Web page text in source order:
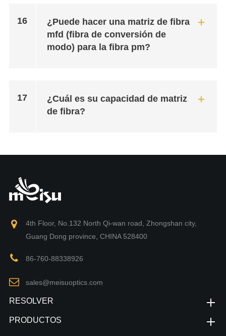
16
¿Puede hacer una matriz de fibra
mfd (fibra de conversión de
modo) para la fibra pm?
17
¿Cuál es su capacidad de matriz
de fibra?
4th Floor, No.132 North Qi-wan road, Zhongshan city,
Guang Dong province, CHINA 528400
86-760-88338926
sales@meisuoptics.com
RESOLVER
PRODUCTOS